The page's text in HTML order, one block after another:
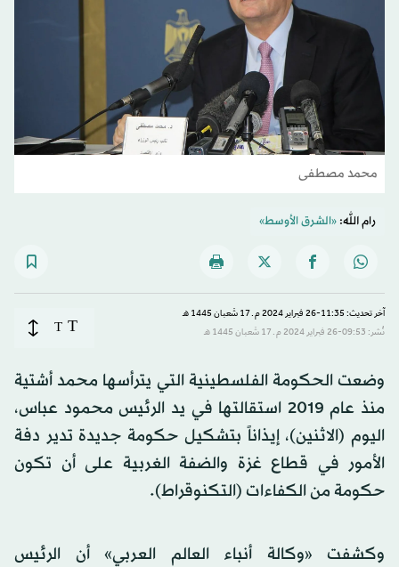
محمد مصطفى
رام الله:«الشرق الأوسط»
آخر تحديث: 11:35-26 فبراير 2024 م ـ 17 شَعبان 1445 هـ
نُشر: 09:53-26 فبراير 2024 م ـ 17 شَعبان 1445 هـ
T
T
وضعت الحكومة الفلسطينية التي يترأسها محمد أشتية
منذ عام 2019 استقالتها في يد الرئيس محمود عباس،
اليوم (الاثنين)، إيذاناً بتشكيل حكومة جديدة تدير دفة
الأمور في قطاع غزة والضفة الغربية على أن تكون
حكومة من الكفاءات (التكنوقراط).
وكشفت «وكالة أنباء العالم العربي» أن الرئيس